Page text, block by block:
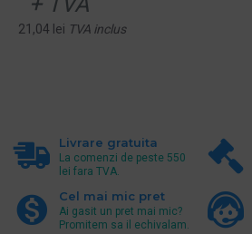
21,04 lei TVA inclus
Livrare gratuita
La comenzi de peste 550
lei fara TVA.
Cel mai mic pret
Ai gasit un pret mai mic?
Promitem sa il echivalam.